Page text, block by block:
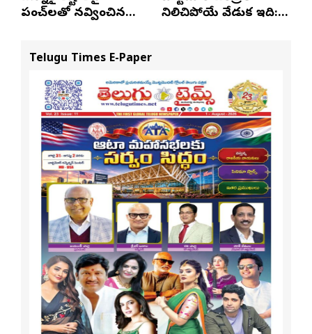
పంచ్‌లతో నవ్వించిన
నిలిచిపోయే వేడుక ఇది:
Telugu Times E-Paper